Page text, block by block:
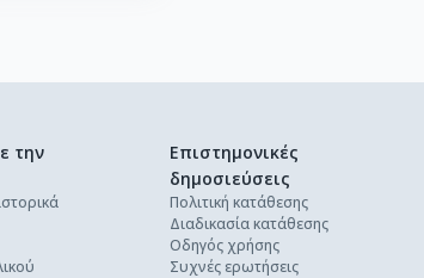
την
Επιστημονικές
δημοσιεύσεις
Πολιτική κατάθεσης
Διαδικασία κατάθεσης
Οδηγός χρήσης
Συχνές ερωτήσεις